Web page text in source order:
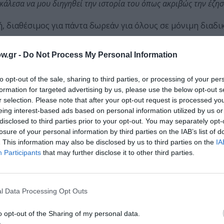
- Do Not Process My Personal Information
opt-out of the sale, sharing to third parties, or processing of your
for targeted advertising by us, please use the below opt-out
selection. Please note that after your opt-out request is processed
interest-based ads based on personal information utilized by us
to third parties prior to your opt-out. You may separately
of your personal information by third parties on the IAB’s list of
This information may also be disclosed by us to third parties on the
Participants that may further disclose it to other third parties.
Data Processing Opt Outs
opt-out of the Sharing of my personal data.
να μου διηγηθεί την ιστορία του όπως ακριβώς την
για πάντα δωρεάν για όλους σε μόνιμη
ΔΕΣ 3 ΦΩΤΟΓΡΑΦΙΕΣ
μέσα έκφρασης την ζωγραφική, το σχέδιο, και το
της Αθήνας. Είναι απόφοιτος του Τμήματος
Βακαλό, ενώ προηγουμένως είχε μαθητεύσει και δίπλα
ενδιαφέροντα σπούδασε στο Τμήμα
απέκτησε μεταπτυχιακό τίτλο του Καποδιστριακού
τεχνολογία και την ανάπτυξη ανθρώπινων πόρων”.
σταδιοδρομεί επαγγελματικά. Ως εικαστικός
ARC – Art Revisited Collective, έχει δείξει τη δουλειά
Η έκθεση “Στο κλαρί” είναι η τέταρτη ατομική